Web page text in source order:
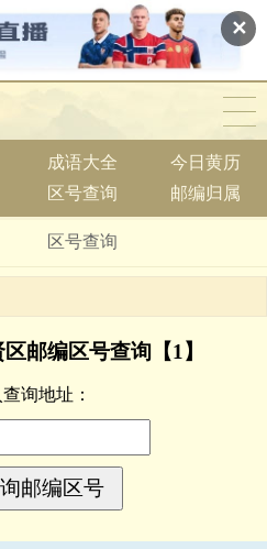
✕
成语大全
今日黄历
区号查询 邮编归属
区号查询
邮编区号查询【1】
询地址：